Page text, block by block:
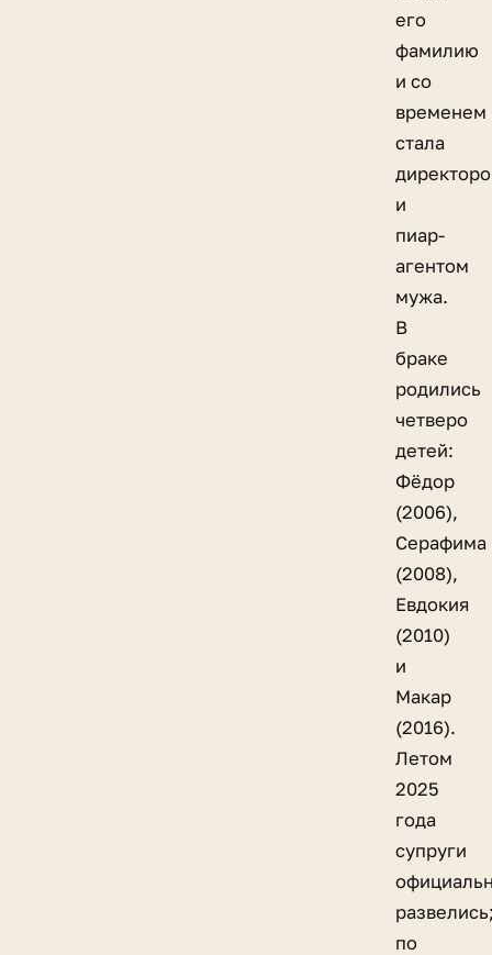
его
фамилию
и со
временем
стала
и
пиар-
агентом
мужа.
В
браке
родились
четверо
детей:
Фёдор
(2006),
Серафима
(2008),
Евдокия
(2010)
и
Макар
(2016).
Летом
2025
года
супруги
по